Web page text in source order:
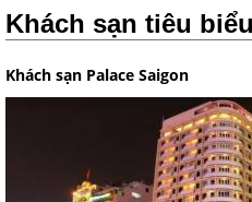
Khách sạn tiêu biểu
Khách sạn Palace Saigon